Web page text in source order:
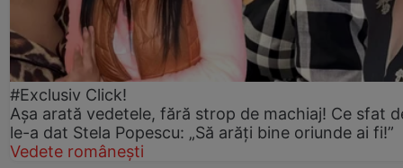
#Exclusiv Click!
Așa arată vedetele, fără strop de machiaj! Ce sfat
le-a dat Stela Popescu: „Să arăți bine oriunde ai fi!”
Vedete românești